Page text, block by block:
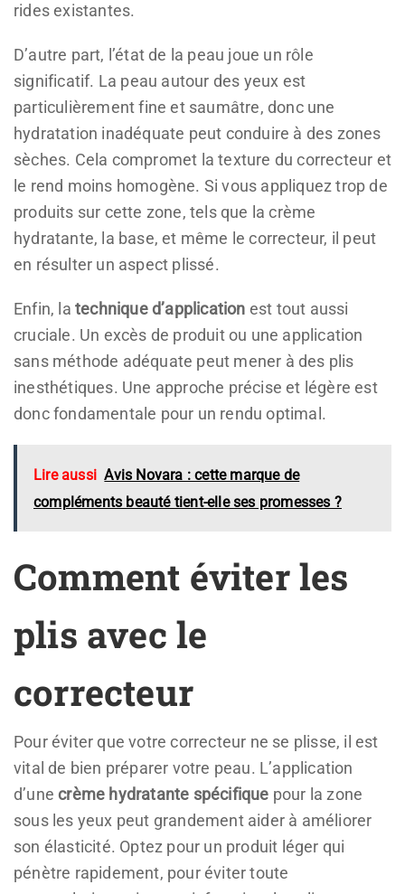
rides existantes.
D’autre part, l’état de la peau joue un rôle
significatif. La peau autour des yeux est
particulièrement fine et saumâtre, donc une
hydratation inadéquate peut conduire à des zones
sèches. Cela compromet la texture du correcteur et
le rend moins homogène. Si vous appliquez trop de
produits sur cette zone, tels que la crème
hydratante, la base, et même le correcteur, il peut
en résulter un aspect plissé.
Enfin, la technique d’application est tout aussi
cruciale. Un excès de produit ou une application
sans méthode adéquate peut mener à des plis
inesthétiques. Une approche précise et légère est
donc fondamentale pour un rendu optimal.
Lire aussi Avis Novara : cette marque de
compléments beauté tient-elle ses promesses ?
Comment éviter les
plis avec le
correcteur
Pour éviter que votre correcteur ne se plisse, il est
vital de bien préparer votre peau. L’application
d’unecrème hydratante spécifique pour la zone
sous les yeux peut grandement aider à améliorer
son élasticité. Optez pour un produit léger qui
pénètre rapidement, pour éviter toute